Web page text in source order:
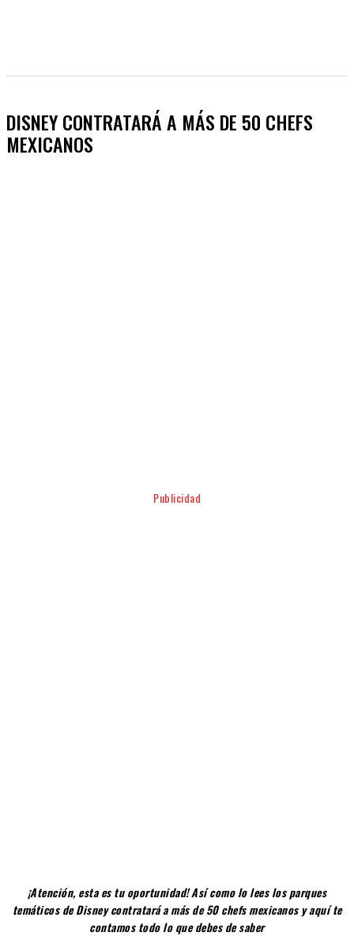
DISNEY CONTRATARÁ A MÁS DE 50 CHEFS
MEXICANOS
Publicidad
¡Atención, esta es tu oportunidad! Así como lo lees los parques
temáticos de Disney contratará a más de 50 chefs mexicanos y aquí te
contamos todo lo que debes de saber